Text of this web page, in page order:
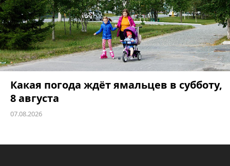
Какая погода ждёт ямальцев в субботу,
8 августа
07.08.2026